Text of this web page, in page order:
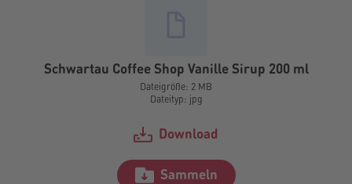
Schwartau Coffee Shop Vanille Sirup 200 ml
Dateigröße: 2 MB
Dateityp: jpg
Download
Sammeln